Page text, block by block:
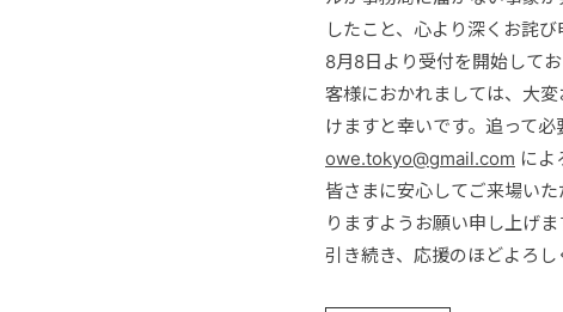
したこと、心より深くお詫び
8月8日より受付を開始して
客様におかれましては、大
けますと幸いです。追って
owe.tokyo@gmail.com によ
皆さまに安心してご来場い
りますようお願い申し上げま
引き続き、応援のほどよろし